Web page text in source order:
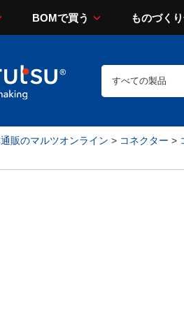
BOMで買う ものづく
販のマルツオンライン > コネクター >